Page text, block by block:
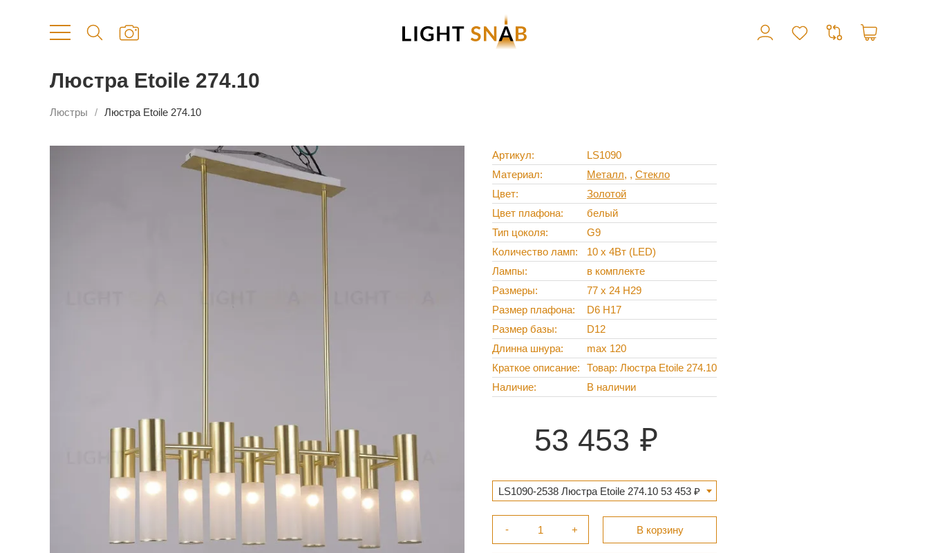
Люстра Etoile 274.10
Люстры Люстра Etoile 274.10
Артикул
LS1090
Материал
Металл , Стекло
Цвет
Золотой
Цвет плафона
белый
Тип цоколя
G9
Количество ламп
10 х 4Вт (LED)
Лампы
в комплекте
Размеры
77 x 24 H29
Размер плафона
D6 H17
Размер базы
D12
Длинна шнура
max 120
Краткое описание
Товар: Люстра Etoile 274.10
Наличие
В наличии
53 453
LS1090-2538 Люстра Etoile 274.10 53 453 ₽